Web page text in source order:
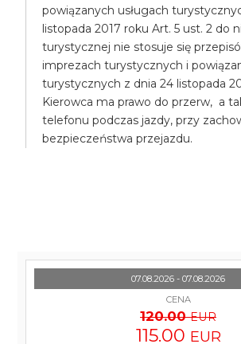
powiązanych usługach
listopada 2017 roku Art. 5 ust. 2 do
turystycznej nie stosuje się
imprezach turystycznych i
turystycznych z dnia 24 listopada
Kierowca ma prawo do przerw, a
telefonu podczas jazdy, przy
bezpieczeństwa przejazdu.
07.08.2026 - 07.08.2026
CENA
120.00 EUR
115.00 EUR